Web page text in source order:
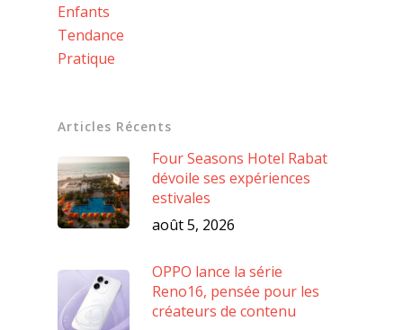
Enfants
Tendance
Pratique
Articles Récents
Four Seasons Hotel Rabat
dévoile ses expériences
estivales
août 5, 2026
OPPO lance la série
Reno16, pensée pour les
créateurs de contenu